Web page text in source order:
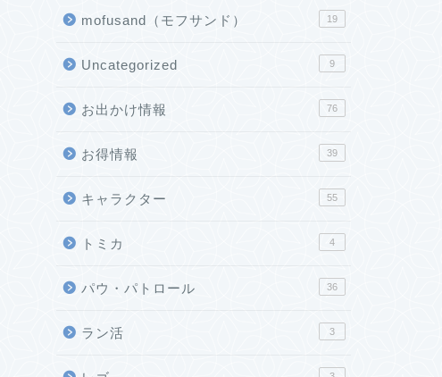
mofusand（モフサンド） 19
Uncategorized 9
お出かけ情報 76
お得情報 39
キャラクター 55
トミカ 4
パウ・パトロール 36
ラン活 3